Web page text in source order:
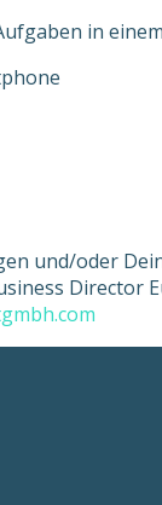
in
und/oder
Director